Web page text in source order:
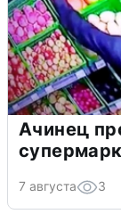
Ачинец
7 августа 3